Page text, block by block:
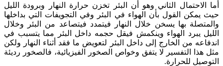
أما الاحتمال الثاني وهو أن البئر تخزن حرارة النهار وبرودة الليل
حيث يمكن القول بأن الهواء في البئر وفي التجويفات التي بداخلها
والمتصلة بها يسخن خلال النهار فيتمدد فيتصاعد من البئر وخلال
الليل يبرد الهواء وينكمش فيقل حجمه داخل البئر مما يتسبب في
اندفاعه من الخارج إلى داخل البئر لتعويض ما فقد أثناء النهار ولكن
مثل هذا التفسير لا يتفق وخواص الصخور الفيزيائية، فالصخور رديئة
التوصيل للحرارة.